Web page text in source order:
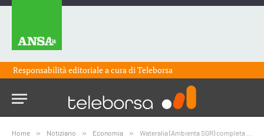
Responsabilità editoriale a cura diTeleborsa
Home » Notiziario » Economia » Wateralia (Ambienta SGR) completa l’acquisizione di Calpeda Pumpen